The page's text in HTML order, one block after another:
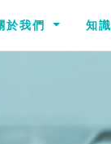
於我們 知